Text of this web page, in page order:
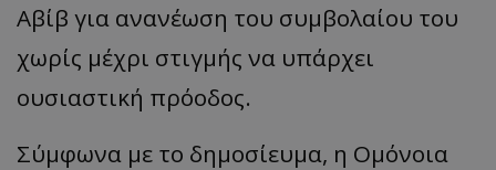
Αβίβ για ανανέωση του συμβολαίου του
χωρίς μέχρι στιγμής να υπάρχει
ουσιαστική πρόοδος.
Σύμφωνα με το δημοσίευμα, η Ομόνοια